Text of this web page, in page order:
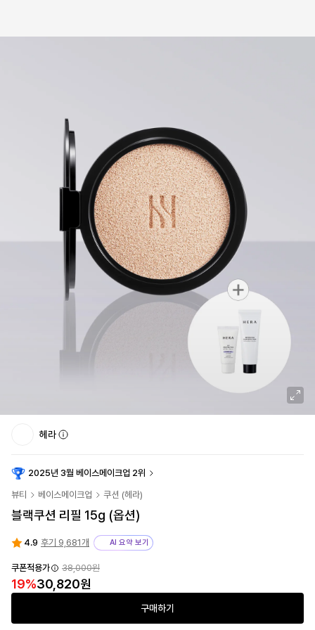
헤라
2025년 3월 베이스메이크업 2위
뷰티 베이스메이크업 쿠션 (헤라)
블랙쿠션 리필 15g (옵션)
4.9 후기 9,681개 AI 요약 보기
쿠폰적용가 38,000원
19%30,820원
구매하기